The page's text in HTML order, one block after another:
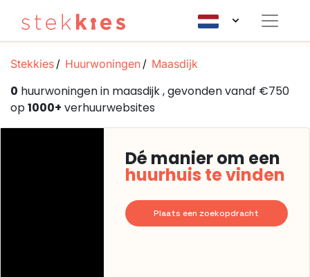
Stekkies Huurwoningen Maasdijk
0 huurwoningen in maasdijk , gevonden vanaf €750
op1000+ verhuurwebsites
Dé manier om een
huurhuis te vinden
Plaats een zoekopdracht